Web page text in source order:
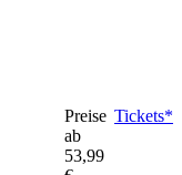
Preise
ab
53,99
Tickets*